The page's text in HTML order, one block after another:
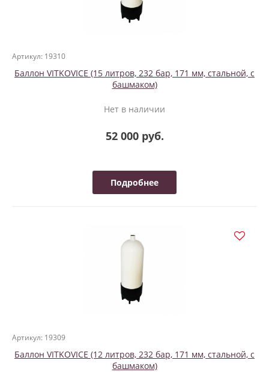
Артикул: 19310
Баллон VITKOVICE (15 литров, 232 бар, 171 мм, стальной, с
башмаком)
Нет в наличии
52 000 руб.
Подробнее
Артикул: 19309
Баллон VITKOVICE (12 литров, 232 бар, 171 мм, стальной, с
башмаком)